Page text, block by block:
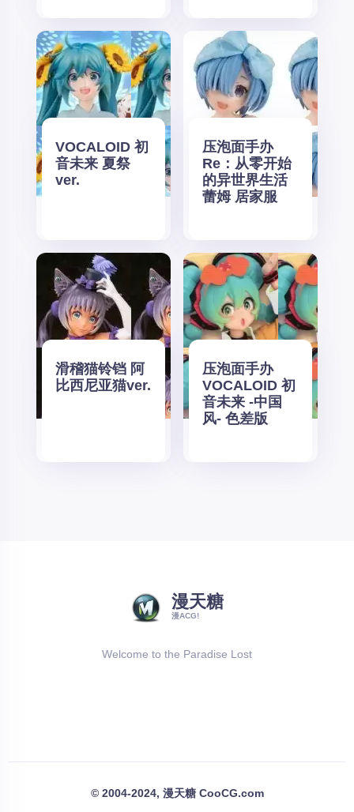
VOCALOID 初
音未来 夏祭
ver.
压泡面手办
Re：从零开始
的异世界生活
蕾姆 居家服
滑稽猫铃铛 阿
比西尼亚猫ver.
压泡面手办
VOCALOID 初
音未来 -中国
风- 色差版
漫天糖
漫ACG!
Welcome to the Paradise Lost
© 2004-2024, 漫天糖 CooCG.com